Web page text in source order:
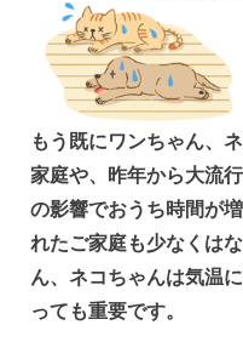
もう既にワンちゃん、
家庭や、昨年から大流
の影響でおうち時間が
れたご家庭も少なくは
ん、ネコちゃんは気温
っても重要です。